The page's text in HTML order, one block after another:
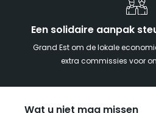
Een solidaire aanpak
Grand Est om de lokale
extra commissies voor